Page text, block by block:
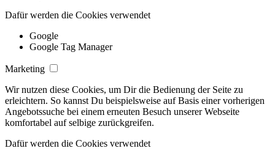
Dafür werden die Cookies verwendet
Google
Google Tag Manager
Marketing
Wir nutzen diese Cookies, um Dir die Bedienung der Seite zu
erleichtern. So kannst Du beispielsweise auf Basis einer vorherigen
Angebotssuche bei einem erneuten Besuch unserer Webseite
komfortabel auf selbige zurückgreifen.
Dafür werden die Cookies verwendet